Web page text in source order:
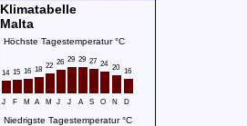
Klimatabelle
Malta
Höchste Tagestemperatur °C
14 15 16 18 22 26 29 29 27 24 20 16
J F M A M J J A S O N D
Niedrigste Tagestemperatur °C